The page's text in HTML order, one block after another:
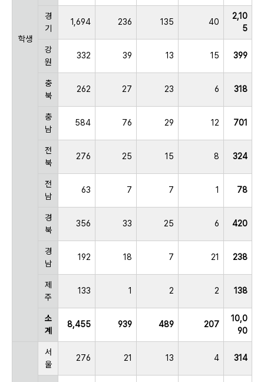
학생
경
기
1,694 236 135 40
2,10
5
강
원
332 39 13 15 399
충
북
262 27 23 6 318
충
남
584 76 29 12 701
전
북
276 25 15 8 324
전
남
63 7 7 1 78
경
북
356 33 25 6 420
경
남
192 18 7 21 238
제
주
133 1 2 2 138
소
계
8,455 939 489 207
10,0
90
서
울
276 21 13 4 314